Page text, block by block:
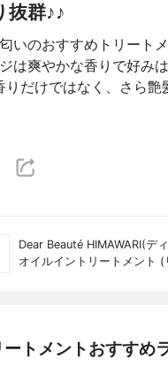
抜群♪♪
いのおすすめトリート
は爽やかな香りで好み
りだけではなく、さら
Dear Beauté HIMAWARI(デ
オイルイントリートメント
ートメントおすすめ